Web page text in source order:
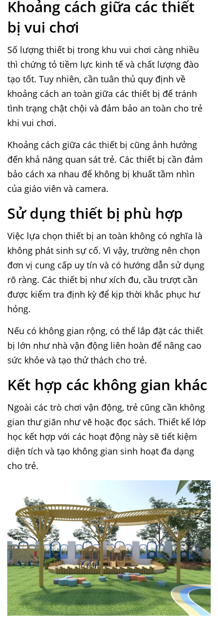
Khoảng cách giữa các thiết
bị vui chơi
Số lượng thiết bị trong khu vui chơi càng nhiều
thì chứng tỏ tiềm lực kinh tế và chất lượng đào
tạo tốt. Tuy nhiên, cần tuân thủ quy định về
khoảng cách an toàn giữa các thiết bị để tránh
tình trạng chật chội và đảm bảo an toàn cho trẻ
khi vui chơi.
Khoảng cách giữa các thiết bị cũng ảnh hưởng
đến khả năng quan sát trẻ. Các thiết bị cần đảm
bảo cách xa nhau để không bị khuất tầm nhìn
của giáo viên và camera.
Sử dụng thiết bị phù hợp
Việc lựa chọn thiết bị an toàn không có nghĩa là
không phát sinh sự cố. Vì vậy, trường nên chọn
đơn vị cung cấp uy tín và có hướng dẫn sử dụng
rõ ràng. Các thiết bị như xích đu, cầu trượt cần
được kiểm tra định kỳ để kịp thời khắc phục hư
hỏng.
Nếu có không gian rộng, có thể lắp đặt các thiết
bị lớn như nhà vận động liên hoàn để nâng cao
sức khỏe và tạo thử thách cho trẻ.
Kết hợp các không gian khác
Ngoài các trò chơi vận động, trẻ cũng cần không
gian thư giãn như vẽ hoặc đọc sách. Thiết kế lớp
học kết hợp với các hoạt động này sẽ tiết kiệm
diện tích và tạo không gian sinh hoạt đa dạng
cho trẻ.